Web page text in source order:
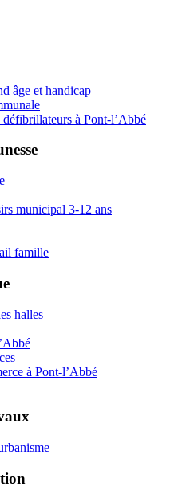
âge et handicap
à Pont-l’Abbé
municipal 3-12 ans
famille
halles
à Pont-l’Abbé